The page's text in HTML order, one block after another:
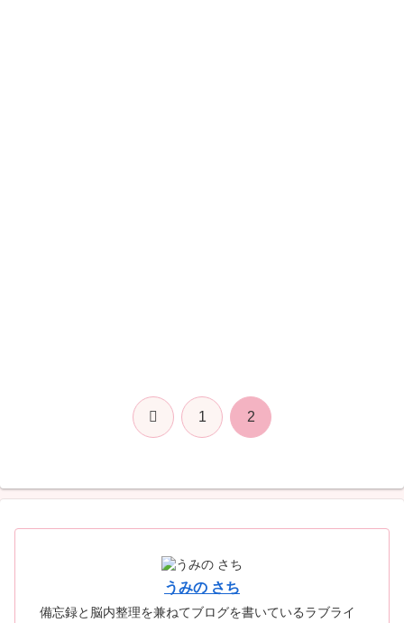
前 1 2
うみの さち
備忘録と脳内整理を兼ねてブログを書いているラブライ